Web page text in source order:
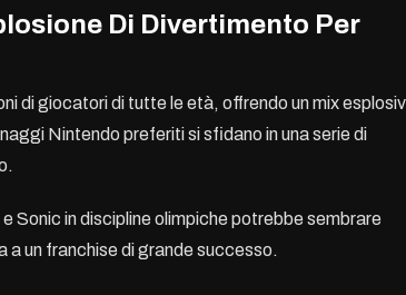
Di Divertimento Per
di giocatori di tutte le età, offrendo un mix
Nintendo preferiti si sfidano in una serie di
Sonic in discipline olimpiche potrebbe sembrare
a un franchise di grande successo.